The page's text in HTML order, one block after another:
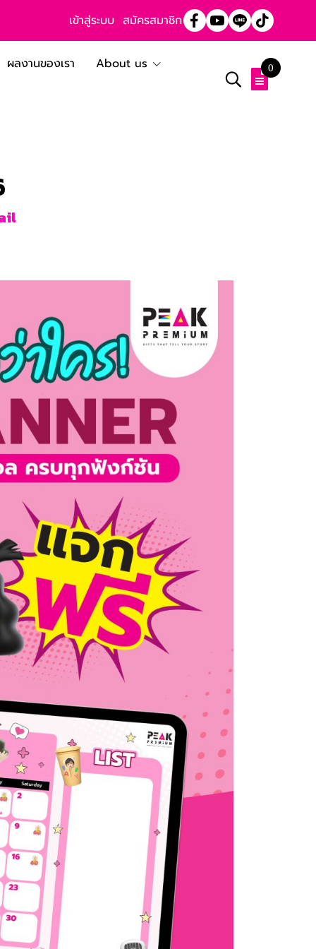
เข้าสู่ระบบ สมัครสมาชิก
ผลงานของเรา About us 0